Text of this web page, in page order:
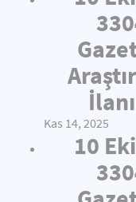
Kas 14, 2025
10